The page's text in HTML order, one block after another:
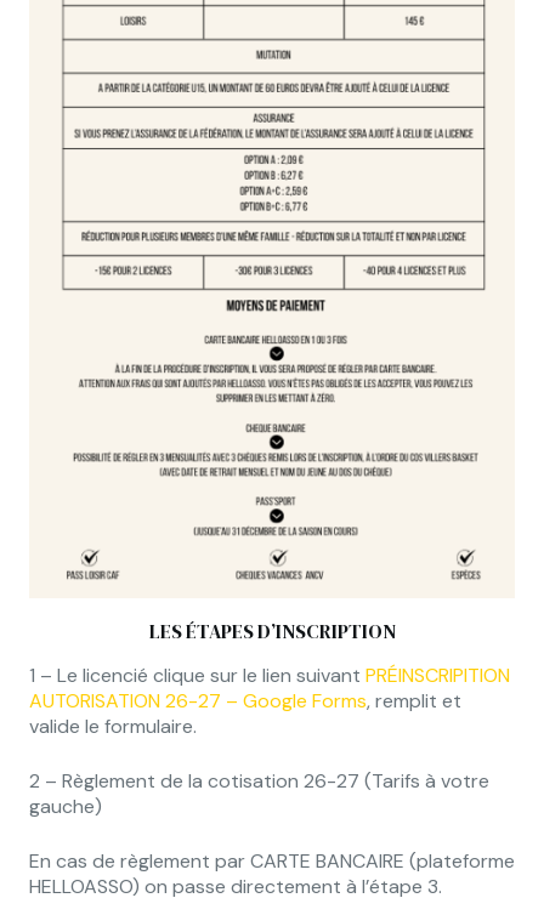
LES ÉTAPES D’INSCRIPTION
1 – Le licencié clique sur le lien suivant PRÉINSCRIPITION
AUTORISATION 26-27 – Google Forms, remplit et
valide le formulaire.
2 – Règlement de la cotisation 26-27 (Tarifs à votre
gauche)
En cas de règlement par CARTE BANCAIRE (plateforme
HELLOASSO) on passe directement à l’étape 3.